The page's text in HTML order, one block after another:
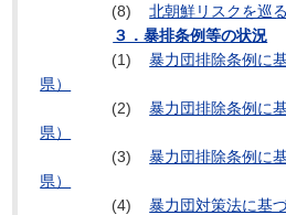
(8)
北朝鮮リスクを巡
３．暴排条例等の状況
(1)
暴力団排除条例に
県）
(2)
暴力団排除条例に
県）
(3)
暴力団排除条例に
県）
(4)
暴力団対策法に基